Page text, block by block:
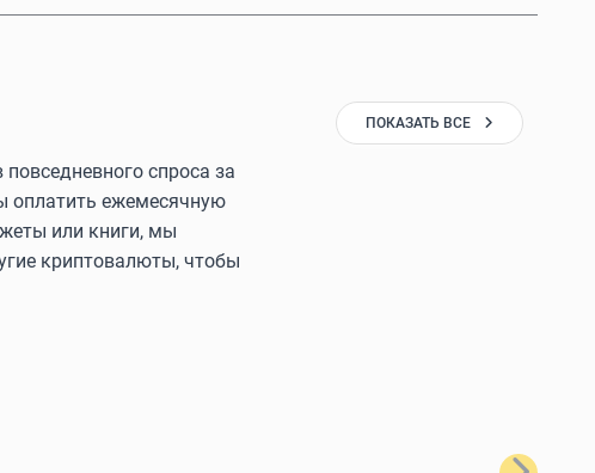
спроса за
оплатить ежемесячную
или книги, мы
криптовалюты, чтобы
ПОКАЗАТЬ ВСЕ